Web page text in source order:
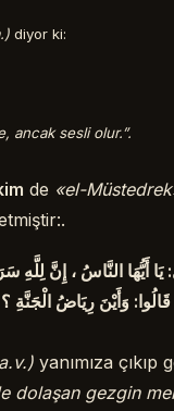
diyor ki:
ancak sesli olur.”.
de «el-
أَيُّهَا النَّاسُ ، إِنَّ
وَأَيْنَ رِيَاضُ
yanımıza
dolaşan gezgin